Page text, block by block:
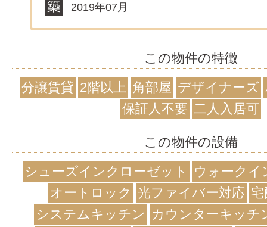
2019年07月
この物件の特徴
分譲賃貸 2階以上 角部屋 デザイナーズ
保証人不要 二人入居可
この物件の設備
シューズインクローゼット
ウォークイ
オートロック
光ファイバー対応
システムキッチン
カウンターキッチ